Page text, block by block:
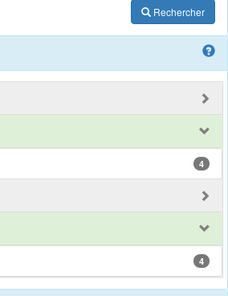
Rechercher
4
4